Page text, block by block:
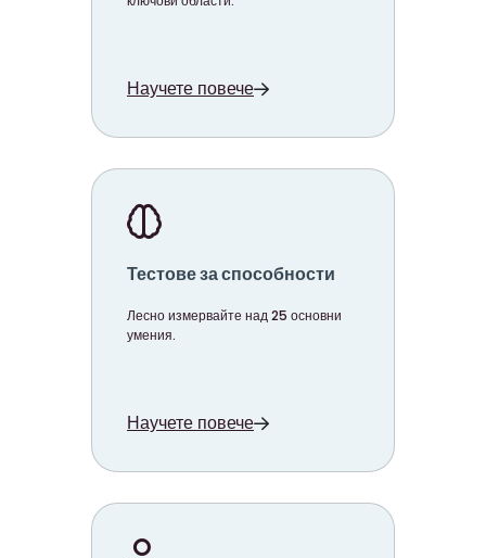
Научете повече
Тестове за способности
Лесно измервайте над 25 основни
умения.
Научете повече